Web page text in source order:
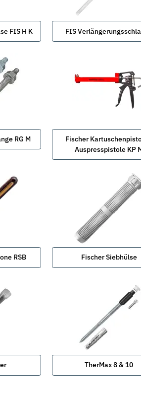
FIS H K FIS
RG M
Fischer
Auspresspistole KP
RSB Fischer Siebhülse
TherMax 8 & 10